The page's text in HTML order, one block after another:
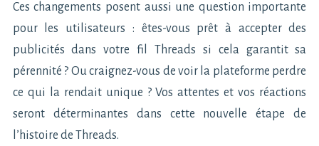
Ces changements posent aussi une question importante
pour les utilisateurs : êtes-vous prêt à accepter des
publicités dans votre fil Threads si cela garantit sa
pérennité ? Ou craignez-vous de voir la plateforme perdre
ce qui la rendait unique ? Vos attentes et vos réactions
seront déterminantes dans cette nouvelle étape de
l’histoire de Threads.